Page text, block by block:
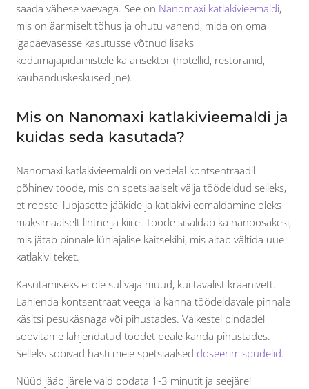
saada vähese vaevaga. See on Nanomaxi katlakivieemaldi,
mis on äärmiselt tõhus ja ohutu vahend, mida on oma
igapäevasesse kasutusse võtnud lisaks
kodumajapidamistele ka ärisektor (hotellid, restoranid,
kaubanduskeskused jne).
Mis on Nanomaxi katlakivieemaldi ja
kuidas seda kasutada?
Nanomaxi katlakivieemaldi on vedelal kontsentraadil
põhinev toode, mis on spetsiaalselt välja töödeldud selleks,
et rooste, lubjasette jääkide ja katlakivi eemaldamine oleks
maksimaalselt lihtne ja kiire. Toode sisaldab ka nanoosakesi,
mis jätab pinnale lühiajalise kaitsekihi, mis aitab vältida uue
katlakivi teket.
Kasutamiseks ei ole sul vaja muud, kui tavalist kraanivett.
Lahjenda kontsentraat veega ja kanna töödeldavale pinnale
käsitsi pesukäsnaga või pihustades. Väikestel pindadel
soovitame lahjendatud toodet peale kanda pihustades.
Selleks sobivad hästi meie spetsiaalsed doseerimispudelid.
Nüüd jääb järele vaid oodata 1-3 minutit ja seejärel